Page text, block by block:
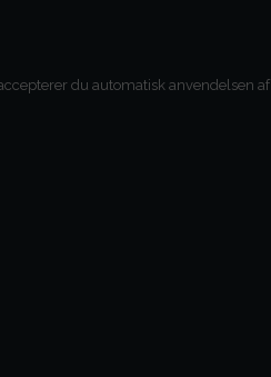
du automatisk anvendelsen af